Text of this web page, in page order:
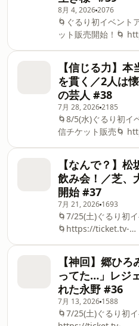
8月 4, 20262076
🌀ぐるり初イベント
ット販売開始！🌀⁠⁠⁠⁠ ⁠https://www.tv-
event2026/⁠⁠⁠ 女性ファンに好評な番組／
ヒヨコが並んで喋っ
ル撮影の裏話／遠回
ける／大河俳優と科
人は男おばさん？／
／ラッセンのネタは
ない／コーナー「漫
なら！」／漫画の読
年時代／面白い言
ゲームもやらない2
の緊張感／「銀牙 -
る世界／犬だから読
悔／犬を描く漫画家
／闘牛に参加する闘
黄金期の影響／仁義
いて“オトコ”と読む
が舞台の漫画／東
かじ
【信じる力】
を貫く／2人は
の芸人 #38
7月 28, 20262185
🌀8/5(水)ぐるり初イ
信チケット販売🌀⁠⁠ https://www.tv-
event2026/⁠⁠ 初イベントありがとうござ
いました！／最近
た自覚／ブレーキの
との出会いは大きい
感じたこと／M-1取
がすごい／芸人ぽん
／賞レース以前の可
惹かれる永野／隙間
がない／仕事終わ
うようになった／T
らない？／芸能界を
持ちがわかる／テレ
コーナー「抱きしめ
ピールもない気遣い
【なんで？】
飲み会！／芝、
開始 #37
7月 21, 2026 1693
🌀7/25(土)ぐるり初
🌀⁠https://ticket.tv-
&nbsp; 🌀8/5(水)イベントアーカイブ配
信チケット販売
asahi.co.jp/
event2026/⁠ 大河ドラマの撮影が始まっ
た芝／「リハーサル
にNHKで見かけた中
【神回】郷ひ
ってた…」レジ
れた永野 #36
7月 13, 2026 1588
🌀7/25(土)ぐるり初